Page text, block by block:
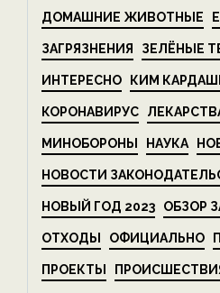
ДОМАШНИЕ ЖИВОТНЫЕ
ЗАГРЯЗНЕНИЯ ЗЕЛЁНЫЕ
ИНТЕРЕСНО КИМ
КОРОНАВИРУС
МИНОБОРОНЫ НАУКА
НОВОСТИ
НОВЫЙ ГОД 2023 ОБЗОР
ОТХОДЫ ОФИЦИАЛЬНО
ПРОЕКТЫ